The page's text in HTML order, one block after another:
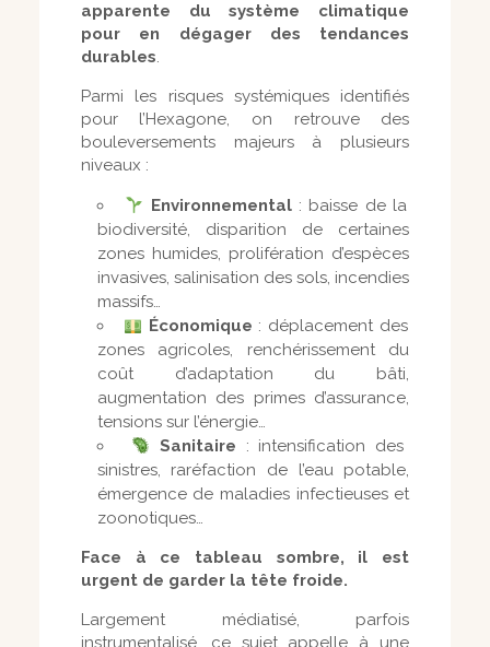
apparente du système climatique
pour en dégager des tendances
durables.
Parmi les risques systémiques identifiés
pour l’Hexagone, on retrouve des
bouleversements majeurs à plusieurs
niveaux :
Environnemental: baisse de la
biodiversité, disparition de certaines
zones humides, prolifération d’espèces
invasives, salinisation des sols, incendies
massifs…
Économique : déplacement des
zones agricoles, renchérissement du
coût d’adaptation du bâti,
augmentation des primes d’assurance,
tensions sur l’énergie…
Sanitaire : intensification des
sinistres, raréfaction de l’eau potable,
émergence de maladies infectieuses et
zoonotiques…
Face à ce tableau sombre, il est
urgent de garder la tête froide.
Largement médiatisé, parfois
instrumentalisé, ce sujet appelle à une